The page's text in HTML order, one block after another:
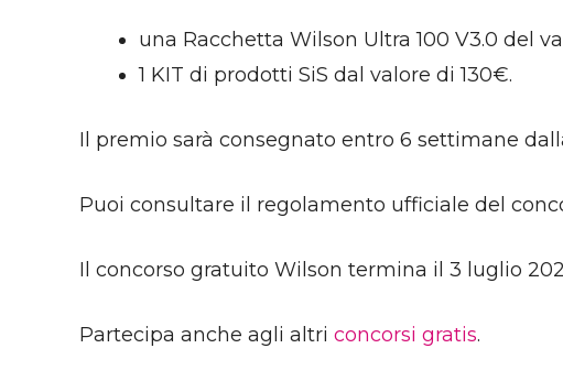
una Racchetta Wilson Ultra 100 V3.0 del
1 KIT di prodotti SiS dal valore di 130€.
Il premio sarà consegnato entro 6 settimane
Puoi consultare il regolamento ufficiale del
Il concorso gratuito Wilson termina il 3 luglio
Partecipa anche agli altri concorsi gratis.